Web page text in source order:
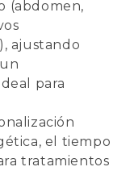
(abdomen,
ajustando
para
el tiempo
tratamientos